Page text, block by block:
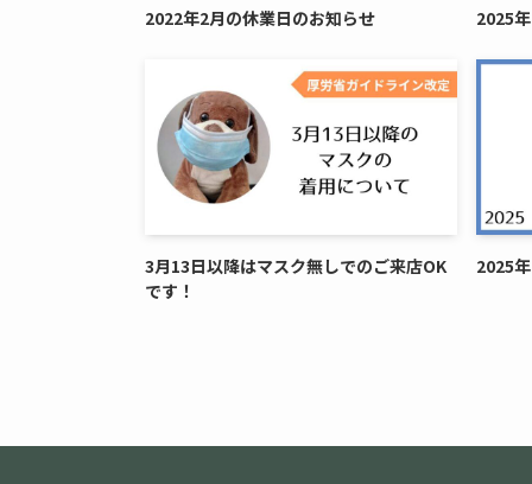
2022年2月の休業日のお知らせ 2025
3月13日以降はマスク無しでのご来店OK
です！
2025